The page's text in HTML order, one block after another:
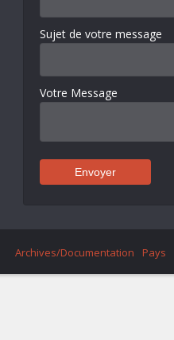
Sujet de votre message
Votre Message
Archives/Documentation Pays